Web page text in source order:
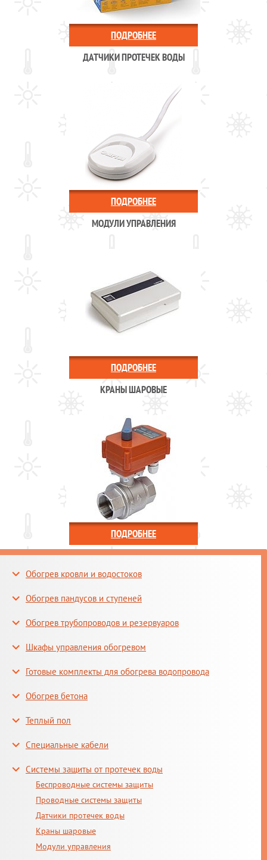
ПОДРОБНЕЕ
ДАТЧИКИ ПРОТЕЧЕК ВОДЫ
ПОДРОБНЕЕ
МОДУЛИ УПРАВЛЕНИЯ
ПОДРОБНЕЕ
КРАНЫ ШАРОВЫЕ
ПОДРОБНЕЕ
Обогрев кровли и водостоков
Обогрев пандусов и ступеней
Обогрев трубопроводов и резервуаров
Шкафы управления обогревом
Готовые комплекты для обогрева водопровода
Обогрев бетона
Теплый пол
Специальные кабели
Системы защиты от протечек воды
Беспроводные системы защиты
Проводные системы защиты
Датчики протечек воды
Краны шаровые
Модули управления